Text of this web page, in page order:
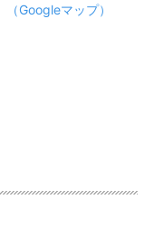
（Googleマップ）